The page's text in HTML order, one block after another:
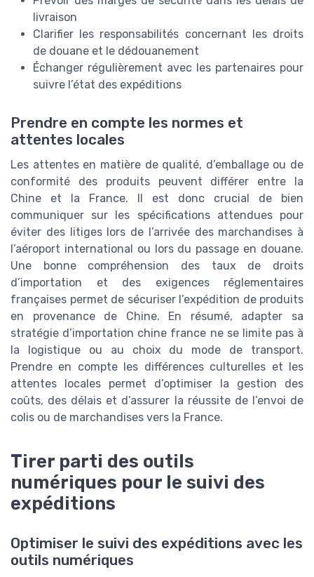
livraison
Clarifier les responsabilités concernant les droits
de douane et le dédouanement
Échanger régulièrement avec les partenaires pour
suivre l’état des expéditions
Prendre en compte les normes et
attentes locales
Les attentes en matière de qualité, d’emballage ou de
conformité des produits peuvent différer entre la
Chine et la France. Il est donc crucial de bien
communiquer sur les spécifications attendues pour
éviter des litiges lors de l’arrivée des marchandises à
l’aéroport international ou lors du passage en douane.
Une bonne compréhension des taux de droits
d’importation et des exigences réglementaires
françaises permet de sécuriser l’expédition de produits
en provenance de Chine. En résumé, adapter sa
stratégie d’importation chine france ne se limite pas à
la logistique ou au choix du mode de transport.
Prendre en compte les différences culturelles et les
attentes locales permet d’optimiser la gestion des
coûts, des délais et d’assurer la réussite de l’envoi de
colis ou de marchandises vers la France.
Tirer parti des outils
numériques pour le suivi des
expéditions
Optimiser le suivi des expéditions avec les
outils numériques